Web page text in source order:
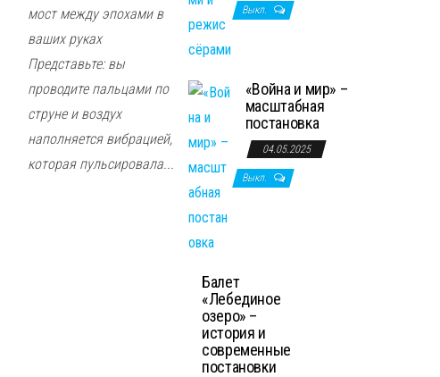
мост между эпохами в
ваших руках
Представьте: вы
проводите пальцами по
струне и воздух
наполняется вибрацией,
которая пульсировала...
Выкл.
«Война и мир» –
масштабная
постановка
04.05.2025
Выкл.
Балет
«Лебединое
озеро» –
история и
современные
постановки